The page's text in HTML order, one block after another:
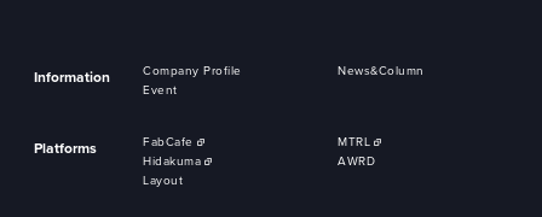
Information Company Profile
News&Column
Event
Platforms FabCafe
MTRL
Hidakuma
AWRD
Layout